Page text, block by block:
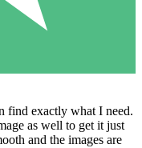
find exactly what I need.
as well to get it just
and the images are